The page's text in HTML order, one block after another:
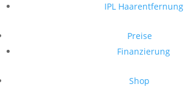
IPL Haarentfernung
Preise
Finanzierung
Shop